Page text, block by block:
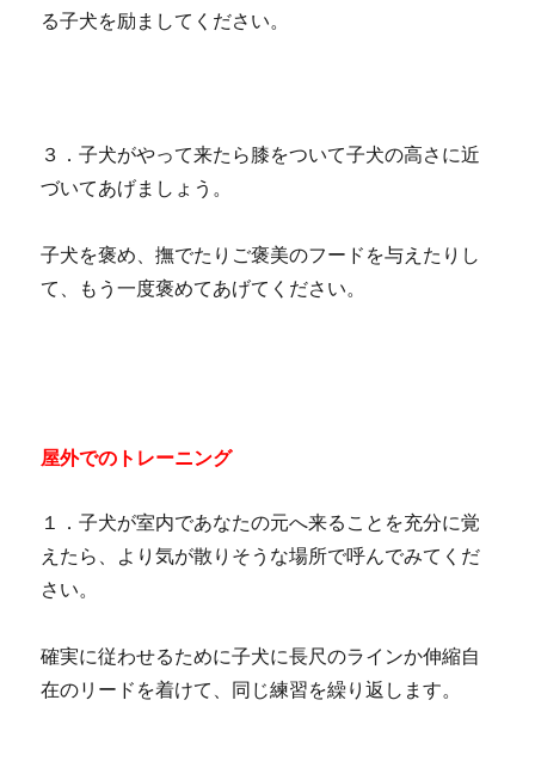
る子犬を励ましてください。
３．子犬がやって来たら膝をついて子犬の高さに近
づいてあげましょう。
子犬を褒め、撫でたりご褒美のフードを与えたりし
て、もう一度褒めてあげてください。
屋外でのトレーニング
１．子犬が室内であなたの元へ来ることを充分に覚
えたら、より気が散りそうな場所で呼んでみてくだ
さい。
確実に従わせるために子犬に長尺のラインか伸縮自
在のリードを着けて、同じ練習を繰り返します。